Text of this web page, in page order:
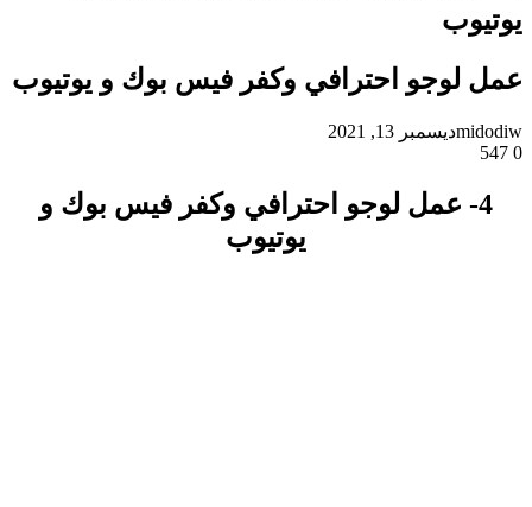
لوجو احترافي وكفر فيس بوك و يوتيوب
ديسمبر 13, 2021
4- عمل لوجو احترافي وكفر فيس بوك و
يوتيوب